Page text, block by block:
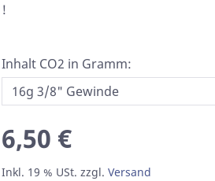
Inhalt CO2 in Gramm:
6,50 €
Inkl. 19 % USt. zzgl. Versand